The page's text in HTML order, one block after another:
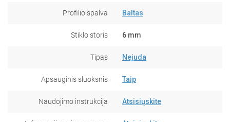
Profilio spalva Baltas
Stiklo storis 6 mm
Tipas Nejuda
Apsauginis sluoksnis Taip
Naudojimo instrukcija Atsisiųskite